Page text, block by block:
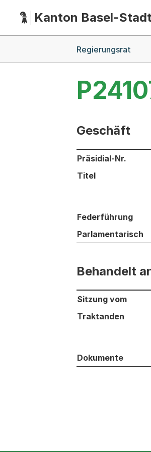
HauptnavigationKanton Basel-
Regierungsrat
Geschäft
Informationen
Präsidial-Nr.
Titel
Federführung
Parlamentarisch
Behandelt
Behandelt an den
Sitzung vom
Traktanden
Dokumente